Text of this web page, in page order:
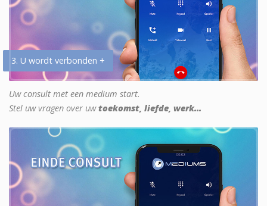
3. U wordt verbonden +
Uw consult met een medium start.
Stel uw vragen over uwtoekomst, liefde, werk...